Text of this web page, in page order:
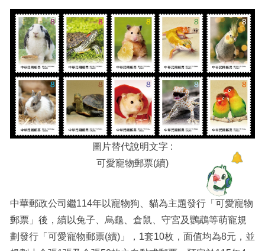
圖片替代說明文字 :
可愛寵物郵票(續)
中華郵政公司繼114年以寵物狗、貓為主題發行「可愛寵物
郵票」後，續以兔子、烏龜、倉鼠、守宮及鸚鵡等萌寵規
劃發行「可愛寵物郵票(續)」，1套10枚，面值均為8元，並